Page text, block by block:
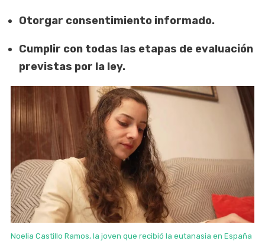
Otorgar consentimiento informado.
Cumplir con todas las etapas de evaluación
previstas por la ley.
Noelia Castillo Ramos, la joven que recibió la eutanasia en España